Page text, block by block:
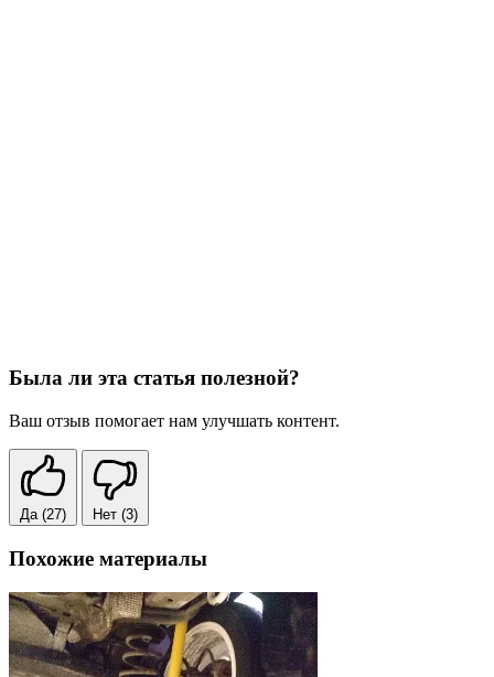
Была ли эта статья полезной?
Ваш отзыв помогает нам улучшать контент.
Да (27) Нет (3)
Похожие материалы